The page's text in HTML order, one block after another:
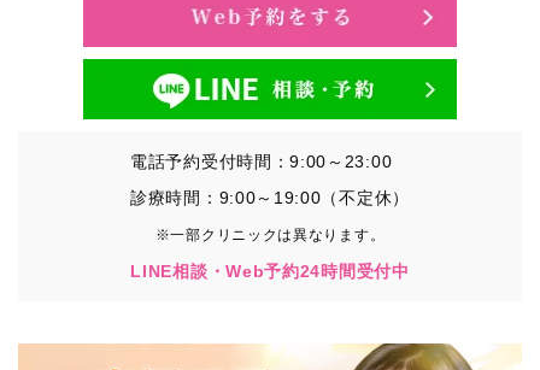
電話予約受付時間：9:00～23:00
診療時間：9:00～19:00（不定休）
※一部クリニックは異なります。
LINE相談・Web予約24時間受付中